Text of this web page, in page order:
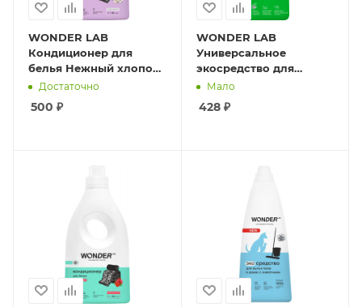
WONDER LAB
Кондиционер для
белья Нежный хлопок
1л Достаточно
500 ₽
WONDER LAB
Универсальное
экосредство для
уборки на кухне 0,55л
Мало
428₽